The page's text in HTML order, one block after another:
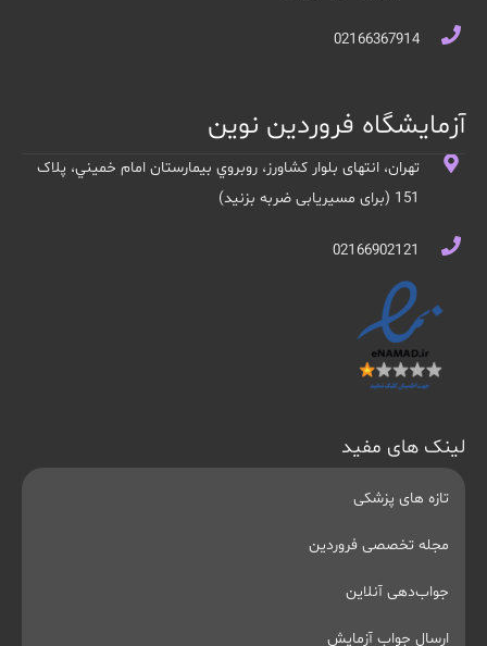
02166367914
آزمایشگاه فروردین نوین
تهران، انتهای بلوار کشاورز، روبروي بيمارستان امام خميني، پلاک
151 (برای مسیریابی ضربه بزنید)
02166902121
لینک های مفید
تازه های پزشکی
مجله تخصصی فروردین
جواب‌دهی آنلاین
ارسال جواب آزمایش